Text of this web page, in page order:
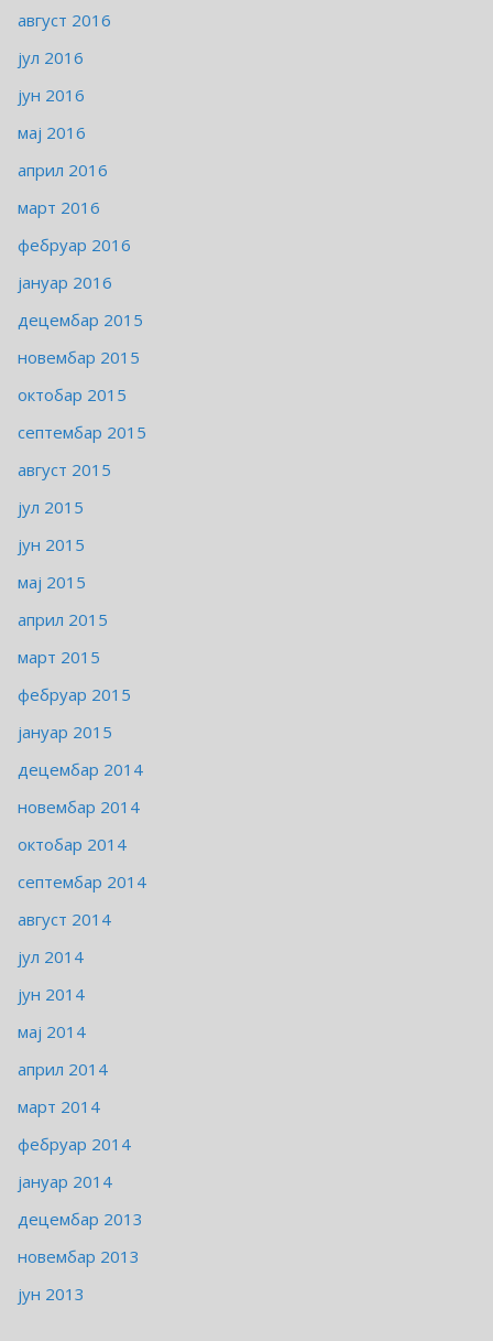
август 2016
јул 2016
јун 2016
мај 2016
април 2016
март 2016
фебруар 2016
јануар 2016
децембар 2015
новембар 2015
октобар 2015
септембар 2015
август 2015
јул 2015
јун 2015
мај 2015
април 2015
март 2015
фебруар 2015
јануар 2015
децембар 2014
новембар 2014
октобар 2014
септембар 2014
август 2014
јул 2014
јун 2014
мај 2014
април 2014
март 2014
фебруар 2014
јануар 2014
децембар 2013
новембар 2013
јун 2013